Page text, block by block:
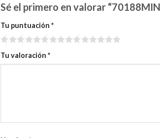
Sé el primero en valorar
Tu puntuación *
Tu valoración *